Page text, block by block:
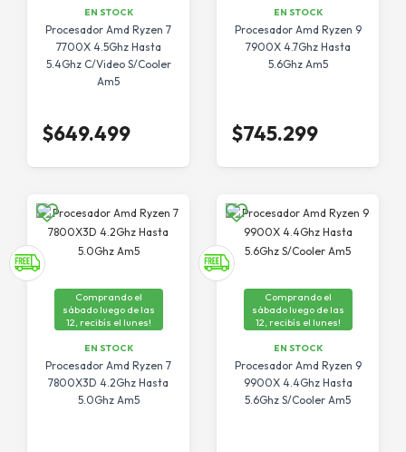
EN STOCK
Procesador Amd Ryzen 7
7700X 4.5Ghz Hasta
5.4Ghz C/Video S/Cooler
Am5
$649.499
EN STOCK
Procesador Amd Ryzen 9
7900X 4.7Ghz Hasta
5.6Ghz Am5
$745.299
Comprando el
sábado luego de las
12, recibís el lunes!
EN STOCK
Procesador Amd Ryzen 7
7800X3D 4.2Ghz Hasta
5.0Ghz Am5
Comprando el
sábado luego de las
12, recibís el lunes!
EN STOCK
Procesador Amd Ryzen 9
9900X 4.4Ghz Hasta
5.6Ghz S/Cooler Am5